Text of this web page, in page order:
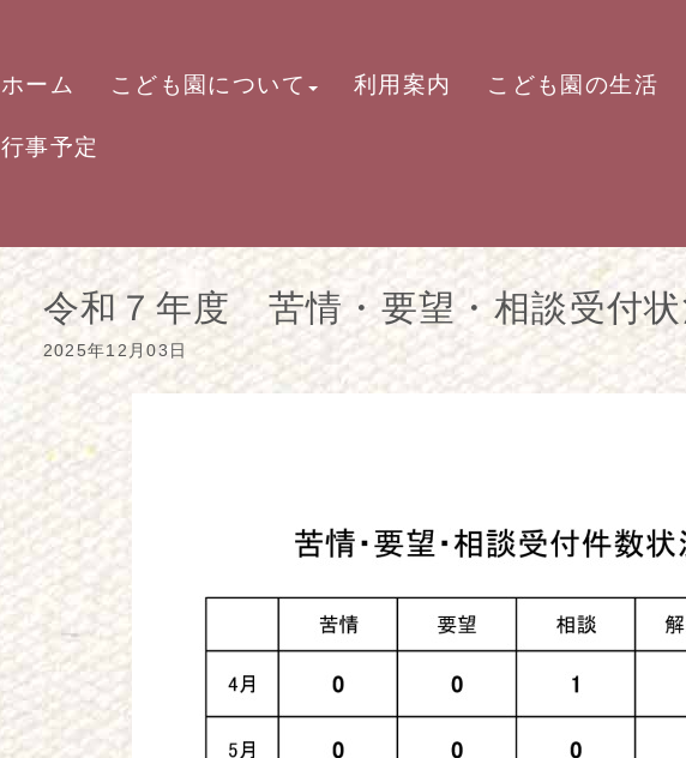
ホーム こども園について 利用案内 こども園の生活
行事予定
令和７年度 苦情・要望・相談受付状
2025年12月03日